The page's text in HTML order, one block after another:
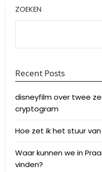
ZOEKEN
Recent Posts
disneyfilm over twee
cryptogram
Hoe zet ik het stuur
Waar kunnen we in
vinden?